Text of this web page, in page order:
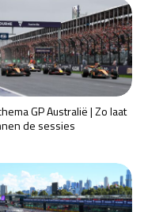
27 - 29 nov
zo 17:00 - 19:00
za 15:00 - 16:00
zo 14:00 - 16:00
GP Australië | Zo laat
de sessies